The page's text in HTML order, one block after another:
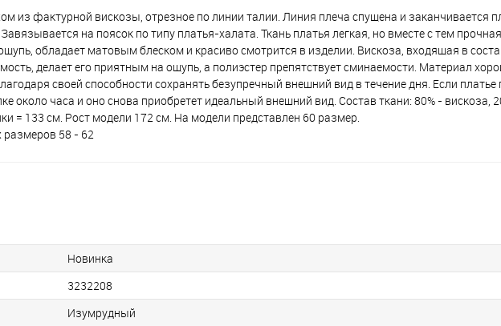
из фактурной вискозы, отрезное по линии талии. Линия плеча спущена и заканчивается
на поясок по типу платья-халата. Ткань платья легкая, но вместе с тем
обладает матовым блеском и красиво смотрится в изделии. Вискоза, входящая в
делает его приятным на ощупь, а полиэстер препятствует сминаемости. Материал
своей способности сохранять безупречный внешний вид в течение дня. Если
около часа и оно снова приобретет идеальный внешний вид. Состав ткани: 80% - вискоза,
= 133 см. Рост модели 172 см. На модели представлен 60 размер.
размеров 58 - 62
Новинка
3232208
Изумрудный